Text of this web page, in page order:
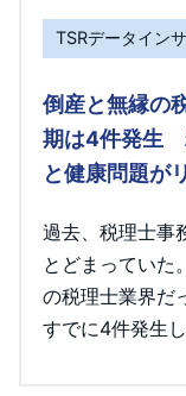
TSRデータイン
倒産と無縁の
期は4件発生
と健康問題が
過去、税理士事
とどまっていた
の税理士業界だ
すでに4件発生し